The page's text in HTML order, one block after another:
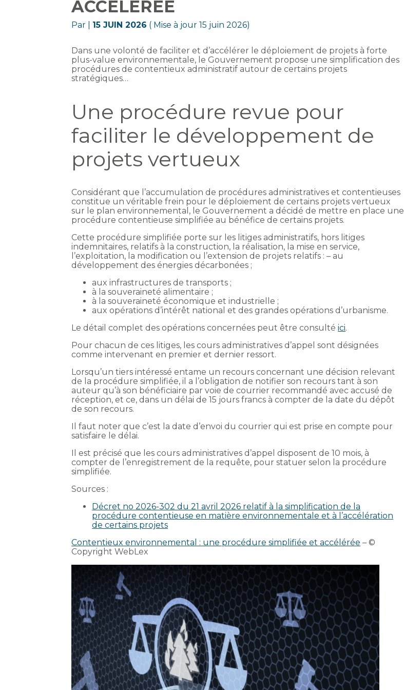
ACCÉLÉRÉE
Par 15 JUIN 2026 ( Mise à jour 15 juin 2026)
Dans une volonté de faciliter et d’accélérer le déploiement de projets à forte
plus-value environnementale, le Gouvernement propose une simplification des
procédures de contentieux administratif autour de certains projets
stratégiques…
Une procédure revue pour
faciliter le développement de
projets vertueux
Considérant que l’accumulation de procédures administratives et contentieuses
constitue un véritable frein pour le déploiement de certains projets vertueux
sur le plan environnemental, le Gouvernement a décidé de mettre en place une
procédure contentieuse simplifiée au bénéfice de certains projets.
Cette procédure simplifiée porte sur les litiges administratifs, hors litiges
indemnitaires, relatifs à la construction, la réalisation, la mise en service,
l’exploitation, la modification ou l’extension de projets relatifs : – au
développement des énergies décarbonées ;
aux infrastructures de transports ;
à la souveraineté alimentaire ;
à la souveraineté économique et industrielle ;
aux opérations d’intérêt national et des grandes opérations d’urbanisme.
Le détail complet des opérations concernées peut être consultéici.
Pour chacun de ces litiges, les cours administratives d’appel sont désignées
comme intervenant en premier et dernier ressort.
Lorsqu’un tiers intéressé entame un recours concernant une décision relevant
de la procédure simplifiée, il a l’obligation de notifier son recours tant à son
auteur qu’à son bénéficiaire par voie de courrier recommandé avec accusé de
réception, et ce, dans un délai de 15 jours francs à compter de la date du dépôt
de son recours.
Il faut noter que c’est la date d’envoi du courrier qui est prise en compte pour
satisfaire le délai.
Il est précisé que les cours administratives d’appel disposent de 10 mois, à
compter de l’enregistrement de la requête, pour statuer selon la procédure
simplifiée.
Sources :
Décret no 2026-302 du 21 avril 2026 relatif à la simplification de la
procédure contentieuse en matière environnementale et à l’accélération
de certains projets
Contentieux environnemental : une procédure simplifiée et accélérée – ©
Copyright WebLex